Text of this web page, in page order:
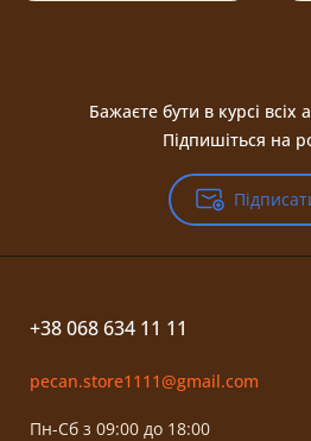
Бажаєте бути в курсі всіх
Підпишіться на
+38 068 634 11 11
pecan.store1111@gmail.com
Пн-Сб з 09:00 до 18:00